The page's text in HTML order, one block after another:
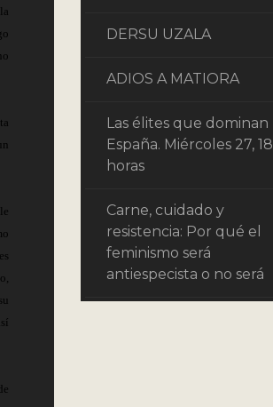
DERSU UZALA
ADIOS A MATIORA
Las élites que dominan
España. Miércoles 27, 18
horas
Carne, cuidado y
resistencia: Por qué el
feminismo será
antiespecista o no será